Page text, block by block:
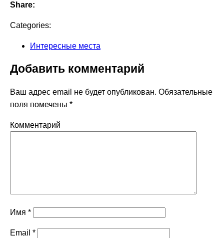
Share:
Categories:
Интересные места
Добавить комментарий
Ваш адрес email не будет опубликован. Обязательные
поля помечены *
Комментарий
Имя *
Email *